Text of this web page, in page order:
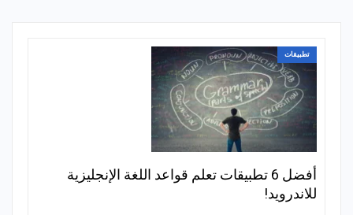
تطبيقات
أفضل 6 تطبيقات تعلم قواعد اللغة الإنجليزية
للاندرويد!